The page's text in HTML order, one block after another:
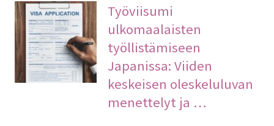
Työviisumi
ulkomaalaisten
työllistämiseen
Japanissa: Viiden
keskeisen oleskeluluvan
menettelyt ja …